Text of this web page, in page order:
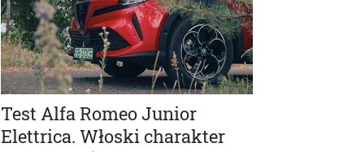
Test Alfa Romeo Junior
Elettrica. Włoski charakter